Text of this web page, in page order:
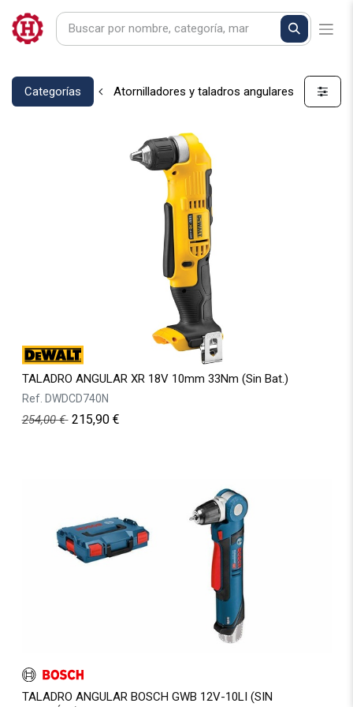
Categorías Atornilladores y taladros angulares
TALADRO ANGULAR XR 18V 10mm 33Nm (Sin Bat.)
Ref. DWDCD740N
254,00€ 215,90€
TALADRO ANGULAR BOSCH GWB 12V-10LI (SIN